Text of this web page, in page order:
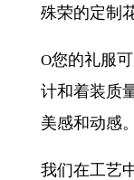
殊荣的定制
O您的礼服
计和着装质
美感和动感。
我们在工艺